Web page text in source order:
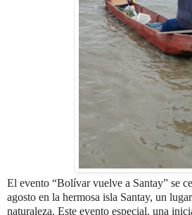
El evento “Bolívar vuelve a Santay” se
agosto en la hermosa isla Santay, un
naturaleza. Este evento especial, una